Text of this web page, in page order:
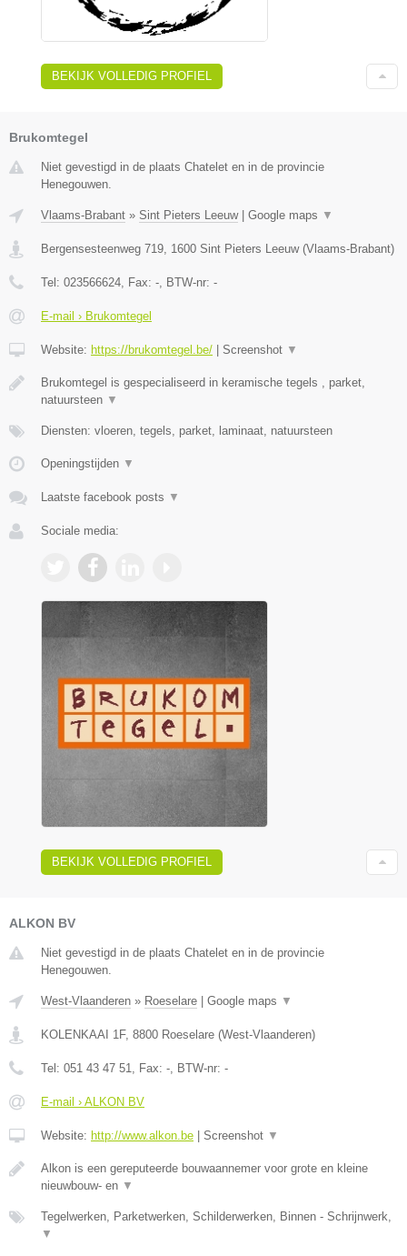
BEKIJK VOLLEDIG PROFIEL
Brukomtegel
Niet gevestigd in de plaats Chatelet en in de provincie
Henegouwen.
Vlaams-Brabant » Sint Pieters Leeuw| Google maps ▼
Bergensesteenweg 719 1600 Sint Pieters Leeuw(Vlaams-Brabant)
Tel: 023566624 , Fax: - , BTW-nr: -
E-mail › Brukomtegel
Website: https://brukomtegel.be/ | Screenshot ▼
Brukomtegel is gespecialiseerd in keramische tegels , parket,
natuursteen ▼
Diensten: vloeren, tegels, parket, laminaat, natuursteen
Openingstijden ▼
Laatste facebook posts ▼
Sociale media:
BEKIJK VOLLEDIG PROFIEL
ALKON BV
Niet gevestigd in de plaats Chatelet en in de provincie
Henegouwen.
West-Vlaanderen » Roeselare | Google maps ▼
KOLENKAAI 1F, 8800 Roeselare (West-Vlaanderen)
Tel: 051 43 47 51 , Fax: - , BTW-nr: -
E-mail › ALKON BV
Website: http://www.alkon.be | Screenshot ▼
Alkon is een gereputeerde bouwaannemer voor grote en kleine
nieuwbouw- en ▼
Tegelwerken, Parketwerken, Schilderwerken, Binnen - Schrijnwerk,
▼